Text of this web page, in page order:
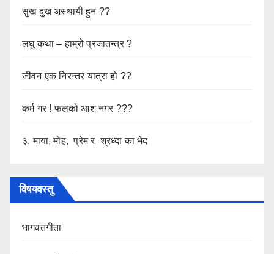
सुख दुख अस्थायी हुन ??
लघु कथा – हाम्रो प्रजातन्त्र ?
जीवन एक निरन्तर यात्रा हो ??
कर्म गर ! फलको आश नगर ???
३. माया, मोह, प्रेम र श्रध्दा का भेद
विषयवस्तु
भागवतगीता